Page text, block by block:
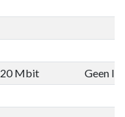
20 Mbit Geen